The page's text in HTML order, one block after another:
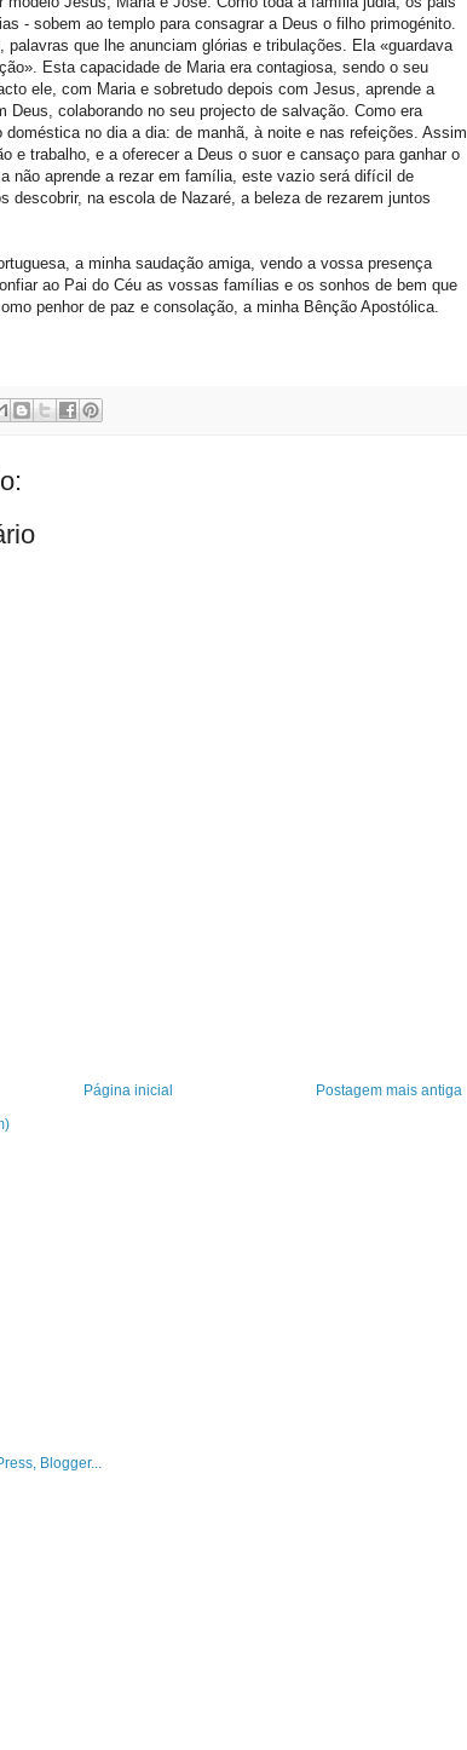
- sobem ao templo para consagrar a Deus o filho primogénito.
palavras que lhe anunciam glórias e tribulações. Ela «guardava
Esta capacidade de Maria era contagiosa, sendo o seu
ele, com Maria e sobretudo depois com Jesus, aprende a
Deus, colaborando no seu projecto de salvação. Como era
no dia a dia: de manhã, à noite e nas refeições. Assim
e trabalho, e a oferecer a Deus o suor e cansaço para ganhar o
não aprende a rezar em família, este vazio será difícil de
descobrir, na escola de Nazaré, a beleza de rezarem juntos
a minha saudação amiga, vendo a vossa presença
ao Pai do Céu as vossas famílias e os sonhos de bem que
penhor de paz e consolação, a minha Bênção Apostólica.
Postagem mais antiga
Página inicial